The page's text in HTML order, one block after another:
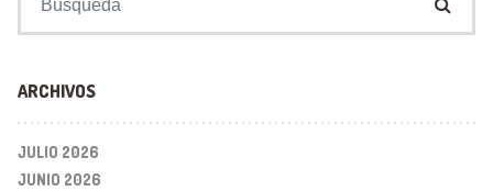
ARCHIVOS
JULIO 2026
JUNIO 2026